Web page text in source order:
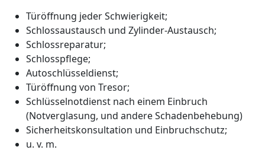
Türöffnung jeder Schwierigkeit;
Schlossaustausch und Zylinder-Austausch;
Schlossreparatur;
Schlosspflege;
Autoschlüsseldienst;
Türöffnung von Tresor;
Schlüsselnotdienst nach einem Einbruch
(Notverglasung, und andere Schadenbehebung)
Sicherheitskonsultation und Einbruchschutz;
u. v. m.